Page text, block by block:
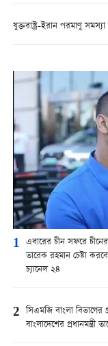
যুক্তরাষ্ট্র-ইরান পরমাণু
1 এবারের চীন সফরে
তারেক রহমান চেষ্টা
চ্যানেল ২৪
2 সিএমজি বাংলা বিভাগের
বাংলাদেশের